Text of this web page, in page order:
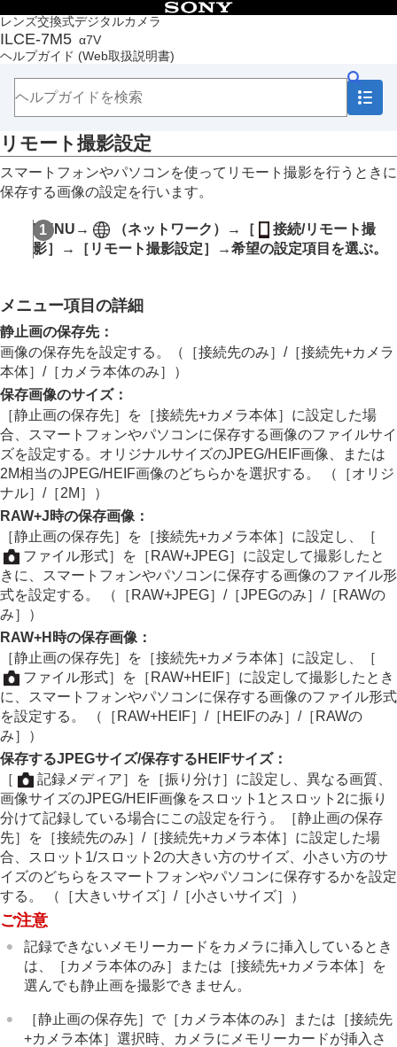
レンズ交換式デジタルカメラ
ILCE-7M5 α7V
ヘルプガイド (Web取扱説明書)
目次
トップページ
ヘルプガイドの使いかた
本体と付属品を確認する
本機の基本操作
準備/基本的な撮影
MENU一覧から機能を探す
撮影機能を活用する
再生する
カメラの設定を変更する
Monitor & Control
カメラとスマートフォンをペアリングする（
ートフォン接続）
スマートフォンをリモコンとして使う
スマートフォンをリモコンとして使う
リモート撮影設定
スマートフォンに画像を転送する
カメラの電源OFF中に接続する
スマートフォンから位置情報を取得する
パソコンでできること
クラウドサービスを利用する
資料
故障かな？と思ったら
リモート撮影設定
スマートフォンやパソコンを使ってリモート撮影を行うときに
保存する画像の設定を行います。
MENU→ （ネットワーク ）→ ［
接続/リモート撮
影］
→ ［リモート撮影設定］ →希望の設定項目を選ぶ。
メニュー項目の詳細
静止画の保存先：
画像の保存先を設定する。（
［接続先のみ］ /［接続先+カメラ
本体］ /［カメラ本体のみ］
）
保存画像のサイズ：
［静止画の保存先］
を ［接続先+カメラ本体］ に設定した場
合、スマートフォンやパソコンに保存する画像のファイルサイ
ズを設定する。オリジナルサイズのJPEG/HEIF画像、または
2M相当のJPEG/HEIF画像のどちらかを選択する。 （
［オリジ
ナル］ /［2M］
）
RAW+J時の保存画像 ：
［静止画の保存先］
を ［接続先+カメラ本体］ に設定し、
［
ファイル形式］
を ［RAW+JPEG］ に設定して撮影したと
きに、スマートフォンやパソコンに保存する画像のファイル形
式を設定する。 （
［RAW+JPEG］ /［JPEGのみ］ /［RAWの
み］
）
RAW+H時の保存画像 ：
［静止画の保存先］
を ［接続先+カメラ本体］ に設定し、
［
ファイル形式］
を ［RAW+HEIF］ に設定して撮影したとき
に、スマートフォンやパソコンに保存する画像のファイル形式
を設定する。 （
［RAW+HEIF］ /［HEIFのみ］ /［RAWの
み］
）
保存するJPEGサイズ/保存するHEIFサイズ：
［
記録メディア］ を ［振り分け］ に設定し、異なる画質、
画像サイズのJPEG/HEIF画像をスロット1とスロット2に振り
分けて記録している場合にこの設定を行う。
［静止画の保存
先］
を ［接続先のみ］ /［接続先+カメラ本体］ に設定した場
合、スロット1/スロット2の大きい方のサイズ、小さい方のサ
イズのどちらをスマートフォンやパソコンに保存するかを設定
する。 （
［大きいサイズ］ /［小さいサイズ］ ）
ご注意
記録できないメモリーカードをカメラに挿入しているとき
は、
［カメラ本体のみ］ または ［接続先+カメラ本体］ を
選んでも静止画を撮影できません。
［静止画の保存先］ で ［カメラ本体のみ］ または ［接続先
+カメラ本体］選択時、カメラにメモリーカードが挿入さ